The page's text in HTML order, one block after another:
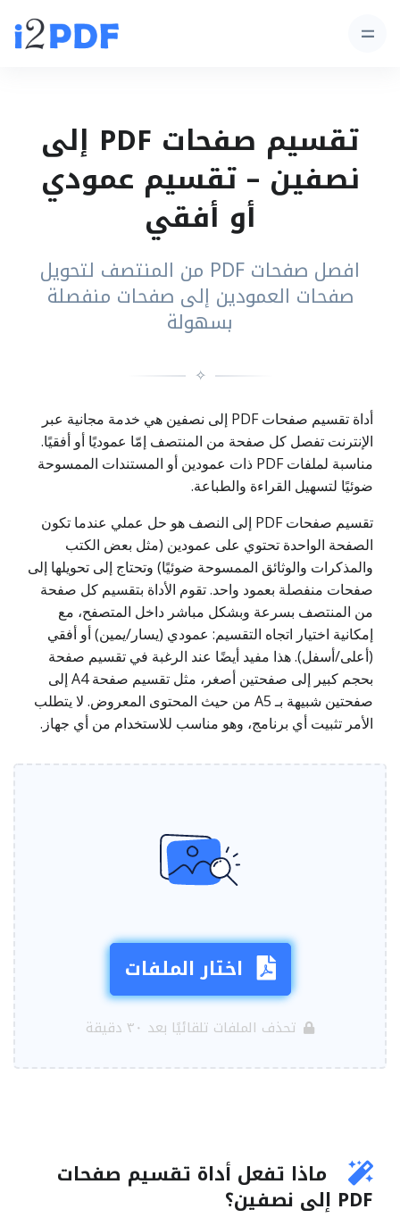
تقسيم صفحات PDF إلى
نصفين – تقسيم عمودي
أو أفقي
افصل صفحات PDF من المنتصف لتحويل
صفحات العمودين إلى صفحات منفصلة
بسهولة
✧
أداة تقسيم صفحات PDF إلى نصفين هي خدمة مجانية عبر
الإنترنت تفصل كل صفحة من المنتصف إمّا عموديًا أو أفقيًا.
مناسبة لملفات PDF ذات عمودين أو المستندات الممسوحة
ضوئيًا لتسهيل القراءة والطباعة.
تقسيم صفحات PDF إلى النصف هو حل عملي عندما تكون
الصفحة الواحدة تحتوي على عمودين (مثل بعض الكتب
والمذكرات والوثائق الممسوحة ضوئيًا) وتحتاج إلى تحويلها إلى
صفحات منفصلة بعمود واحد. تقوم الأداة بتقسيم كل صفحة
من المنتصف بسرعة وبشكل مباشر داخل المتصفح، مع
إمكانية اختيار اتجاه التقسيم: عمودي (يسار/يمين) أو أفقي
(أعلى/أسفل). هذا مفيد أيضًا عند الرغبة في تقسيم صفحة
بحجم كبير إلى صفحتين أصغر، مثل تقسيم صفحة A4 إلى
صفحتين شبيهة بـ A5 من حيث المحتوى المعروض. لا يتطلب
الأمر تثبيت أي برنامج، وهو مناسب للاستخدام من أي جهاز.
اختار الملفات
تحذف الملفات تلقائيًا بعد ٣٠ دقيقة
ماذا تفعل أداة تقسيم صفحات
PDF إلى نصفين؟